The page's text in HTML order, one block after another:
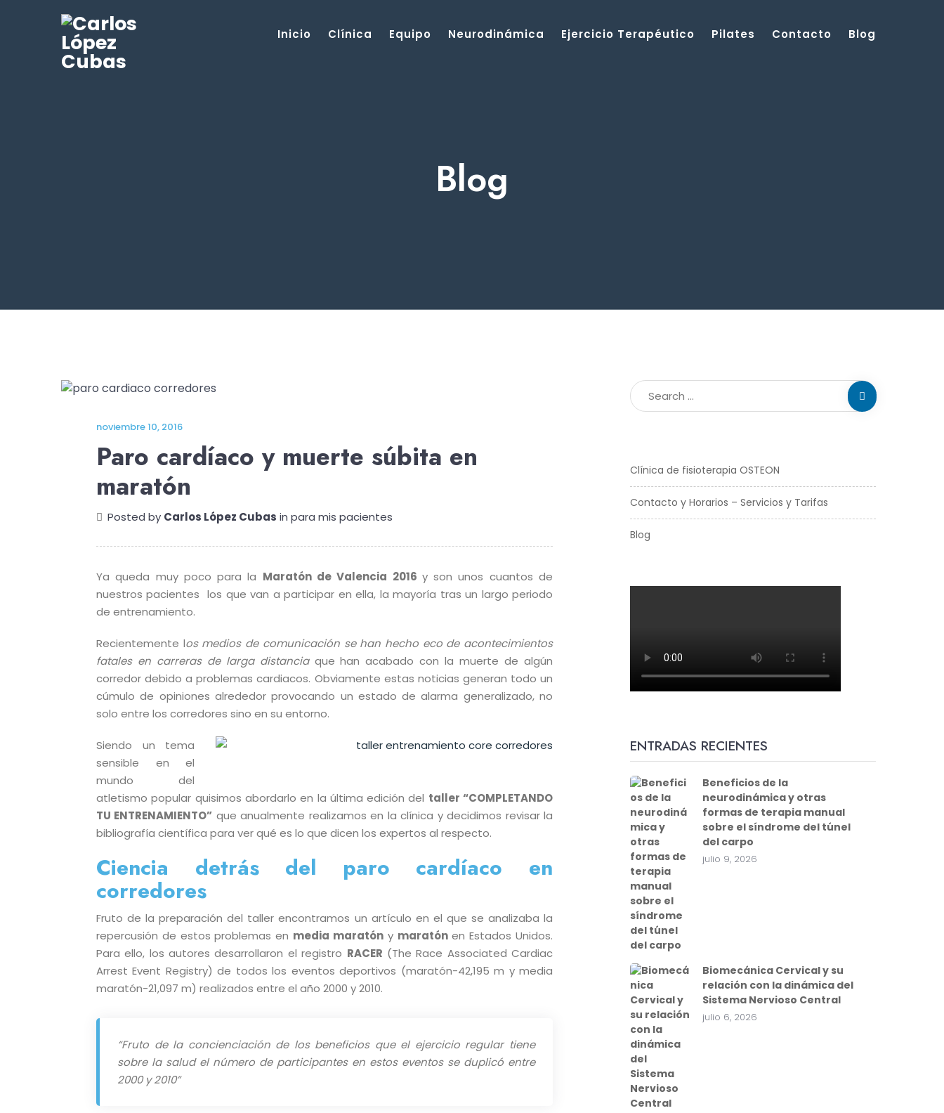
Inicio Clínica Equipo Neurodinámica Ejercicio Terapéutico Pilates Contacto Blog
Blog
noviembre 10, 2016
Paro cardíaco y muerte súbita en
maratón
Posted by Carlos López Cubas in para mis pacientes
Ya queda muy poco para la Maratón de Valencia 2016 y son unos cuantos de
nuestros pacientes los que van a participar en ella, la mayoría tras un largo periodo
de entrenamiento.
Recientemente los medios de comunicación se han hecho eco de acontecimientos
fatales en carreras de larga distanciaque han acabado con la muerte de algún
corredor debido a problemas cardiacos. Obviamente estas noticias generan todo un
cúmulo de opiniones alrededor provocando un estado de alarma generalizado, no
solo entre los corredores sino en su entorno.
Siendo un tema
sensible en el
mundo del
atletismo popular quisimos abordarlo en la última edición del taller “COMPLETANDO
TU ENTRENAMIENTO” que anualmente realizamos en la clínica y decidimos revisar la
bibliografía científica para ver qué es lo que dicen los expertos al respecto.
Ciencia detrás del paro cardíaco en
corredores
Fruto de la preparación del taller encontramos un artículo en el que se analizaba la
repercusión de estos problemas en media maratóny maratónen Estados Unidos.
Para ello, los autores desarrollaron el registro RACER (The Race Associated Cardiac
Arrest Event Registry) de todos los eventos deportivos (maratón-42,195 m y media
maratón-21,097 m) realizados entre el año 2000 y 2010.
“Fruto de la concienciación de los beneficios que el ejercicio regular tiene
sobre la salud el número de participantes en estos eventos se duplicó entre
2000 y 2010”
Clínica de fisioterapia OSTEON
Contacto y Horarios – Servicios y Tarifas
Blog
ENTRADAS RECIENTES
Beneficios de la
neurodinámica y otras
formas de terapia manual
sobre el síndrome del túnel
del carpo
julio 9, 2026
Biomecánica Cervical y su
relación con la dinámica del
Sistema Nervioso Central
julio 6, 2026